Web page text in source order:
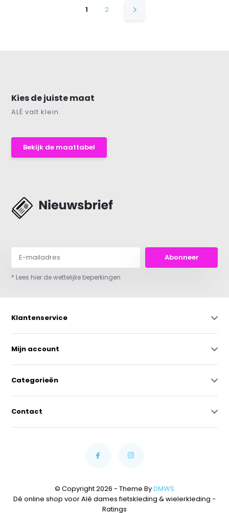
1 2
Kies de juiste maat
ALÉ valt klein.
Bekijk de maattabel
Abonneer
* Lees hier de wettelijke beperkingen
Klantenservice
Mijn account
Categorieën
Contact
© Copyright 2026 - Theme ByDMWS
Dé online shop voor Alé dames fietskleding & wielerkleding -
Ratings